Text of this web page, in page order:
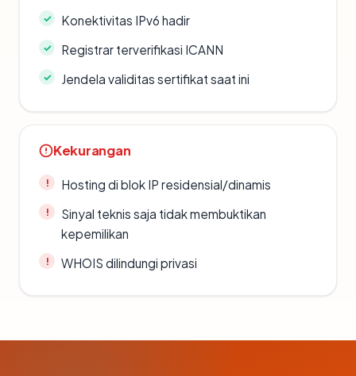
Konektivitas IPv6 hadir
Registrar terverifikasi ICANN
Jendela validitas sertifikat saat ini
Kekurangan
Hosting di blok IP residensial/dinamis
Sinyal teknis saja tidak membuktikan
kepemilikan
WHOIS dilindungi privasi